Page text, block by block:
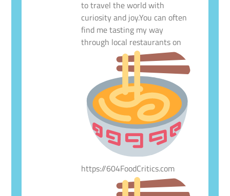
to travel the world with
curiosity and joy.You can often
find me tasting my way
through local restaurants on
https://604FoodCritics.com